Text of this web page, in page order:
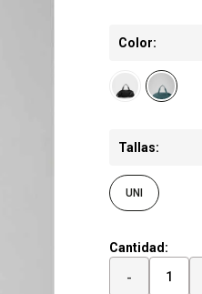
Color:
Tallas:
UNI
Cantidad:
-